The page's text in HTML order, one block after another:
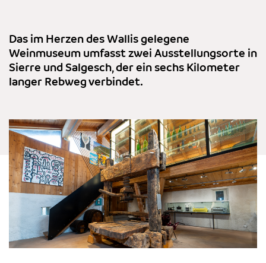
Das im Herzen des Wallis gelegene
Weinmuseum umfasst zwei Ausstellungsorte in
Sierre und Salgesch, der ein sechs Kilometer
langer Rebweg verbindet.